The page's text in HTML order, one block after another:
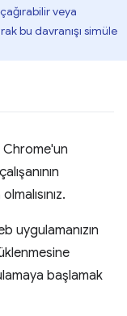
veya
bu davranışı simüle
Chrome'un
uygulamanızın
başlamak